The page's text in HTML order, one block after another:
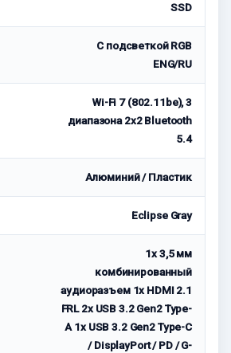
SSD
С подсветкой RGB
ENG/RU
Wi-Fi 7 (802.11be), 3
диапазона 2x2 Bluetooth
5.4
Алюминий / Пластик
Eclipse Gray
1x 3,5 мм
комбинированный
аудиоразъем 1x HDMI 2.1
FRL 2x USB 3.2 Gen2 Type-
A 1x USB 3.2 Gen2 Type-C
/ DisplayPort / PD / G-